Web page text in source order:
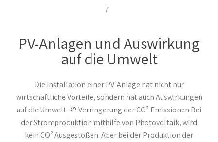
7
PV-Anlagen und Auswirkung
auf die Umwelt
Die Installation einer PV-Anlage hat nicht nur
wirtschaftliche Vorteile, sondern hat auch Auswirkungen
auf die Umwelt. 🌱 Verringerung der CO² Emissionen Bei
der Stromproduktion mithilfe von Photovoltaik, wird
kein CO² Ausgestoßen. Aber bei der Produktion der